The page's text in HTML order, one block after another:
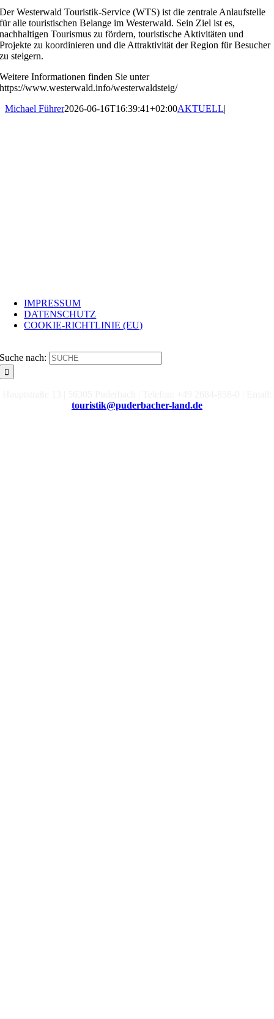
Der Westerwald Touristik-Service (WTS) ist die zentrale Anlaufstelle
für alle touristischen Belange im Westerwald. Sein Ziel ist es,
nachhaltigen Tourismus zu fördern, touristische Aktivitäten und
Projekte zu koordinieren und die Attraktivität der Region für Besucher
zu steigern.
Weitere Informationen finden Sie unter
https://www.westerwald.info/westerwaldsteig/
Michael Führer2026-06-16T16:39:41+02:00AKTUELL|
IMPRESSUM
DATENSCHUTZ
COOKIE-RICHTLINIE (EU)
Suche nach:
touristik@puderbacher-land.de